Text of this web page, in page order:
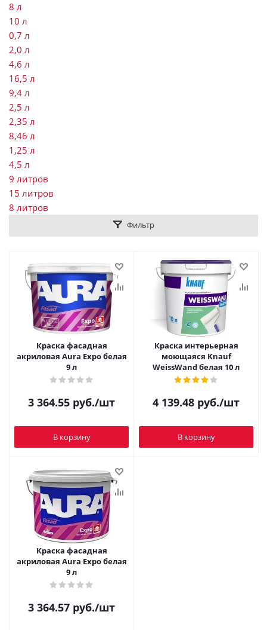
8 л
10 л
0,7 л
2,0 л
4,6 л
16,5 л
9,4 л
2,5 л
2,35 л
8,46 л
1,25 л
4,5 л
9 литров
15 литров
8 литров
Фильтр
Краска фасадная
акриловая Aura Expo белая
9 л
3 364.55 руб./шт
В корзину
Краска интерьерная
моющаяся Knauf
WeissWand белая 10 л
4 139.48 руб./шт
В корзину
Краска фасадная
акриловая Aura Expo белая
9 л
3 364.57 руб./шт